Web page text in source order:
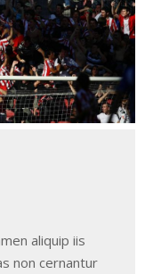
aliquip iis
non cernantur